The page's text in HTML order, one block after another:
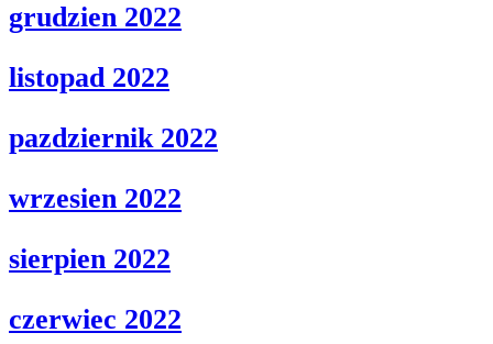
grudzien 2022
listopad 2022
pazdziernik 2022
wrzesien 2022
sierpien 2022
czerwiec 2022